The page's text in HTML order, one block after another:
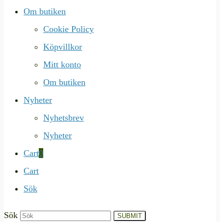
Om butiken
Cookie Policy
Köpvillkor
Mitt konto
Om butiken
Nyheter
Nyhetsbrev
Nyheter
Cart0
Cart
Sök
Sök SUBMIT